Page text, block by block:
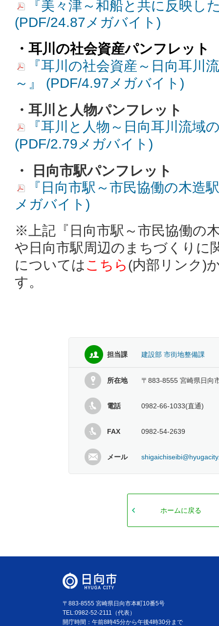
『美々津～和船と共に反映し
(PDF/24.87メガバイト)
・耳川の社会資産パンフレット
『耳川の社会資産～日向耳川
～』 (PDF/4.97メガバイト)
・耳川と人物パンフレット
『耳川と人物～日向耳川流域
(PDF/2.79メガバイト)
・ 日向市駅パンフレット
『日向市駅～市民協働の木造
メガバイト)
※上記『日向市駅～市民協働の
や日向市駅周辺のまちづくりに
についてはこちら(内部リンク)
す。
担当課 建設部 市街地整備課
所在地 〒883-8555 宮崎県日向
電話 0982-66-1033(直通)
FAX 0982-54-2639
メール
ホームに戻る
〒883-8555 宮崎県日向市本町10番5号
TEL:0982-52-2111（代表）
開庁時間：午前8時45分から午後4時30分まで